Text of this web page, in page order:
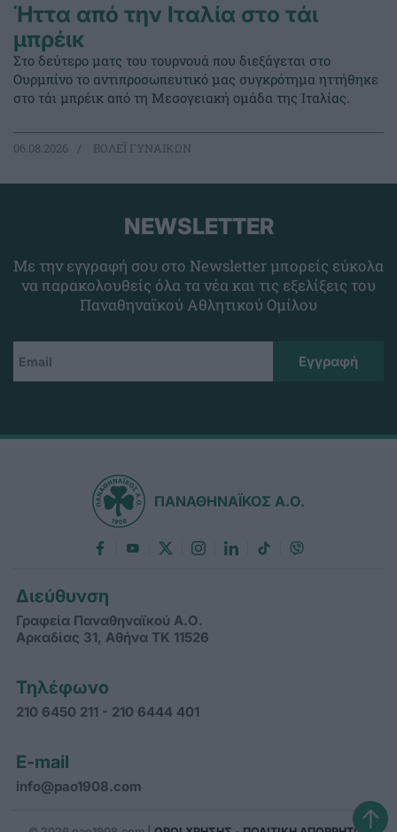
Ήττα από την Ιταλία στο τάι
μπρέικ
Στο δεύτερο ματς του τουρνουά που διεξάγεται στο
Ουρμπίνο το αντιπροσωπευτικό μας συγκρότημα ηττήθηκε
στο τάι μπρέικ από τη Μεσογειακή ομάδα της Ιταλίας.
06.08.2026 ΒΟΛΕΪ ΓΥΝΑΙΚΩΝ
NEWSLETTER
Με την εγγραφή σου στο Newsletter μπορείς εύκολα
να παρακολουθείς όλα τα νέα και τις εξελίξεις του
Παναθηναϊκού Αθλητικού Ομίλου
ΠΑΝΑΘΗΝΑΪΚΟΣ Α.Ο.
Διεύθυνση
Γραφεία Παναθηναϊκού Α.Ο.
Αρκαδίας 31, Αθήνα ΤΚ 11526
Τηλέφωνο
210 6450 211 - 210 6444 401
E-mail
info@pao1908.com
↑